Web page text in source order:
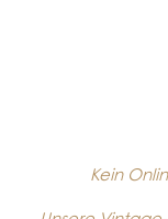
Kein